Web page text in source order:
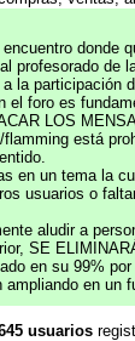
donde
profesorado de
la participación
el foro es
LOS
está
en un tema la
usuarios o
aludir a
SE
en su 99%
en un
usuarios